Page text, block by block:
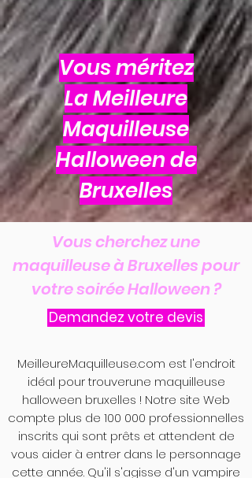
Vous méritez
La Meilleure
Maquilleuse
Halloween de
Bruxelles
Vous cherchez une
maquilleuse à Bruxelles pour
votre soirée Halloween ?
Demandez votre devis
MeilleureMaquilleuse.com est l'endroit
idéal pour trouverune maquilleuse
halloween bruxelles ! Notre site Web
compte plus de 100 000 professionnelles
inscrits qui sont prêts et attendent de
vous aider à entrer dans le personnage
cette année. Qu'il s'agisse d'un vampire